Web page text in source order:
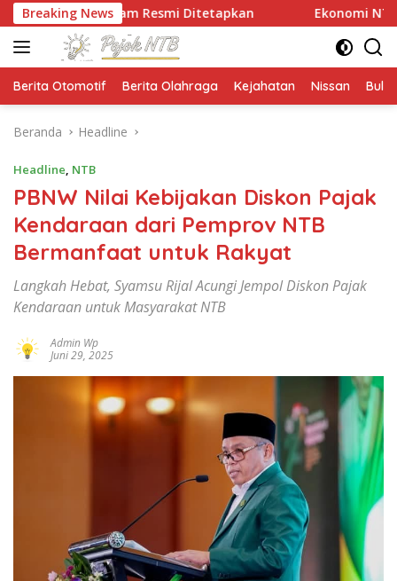
Langsung
ke
konten
Breaking News
Resmi Ditetapkan Ekonomi NTB Tumbuh 7,41
Berita Otomotif Berita Olahraga Kejahatan Nissan
Beranda Headline
Headline, NTB
PBNW Nilai Kebijakan Diskon Pajak
Kendaraan dari Pemprov NTB
Bermanfaat untuk Rakyat
Langkah Hebat, Syamsu Rijal Acungi Jempol Diskon Pajak
Kendaraan untuk Masyarakat NTB
Admin Wp
Juni 29, 2025